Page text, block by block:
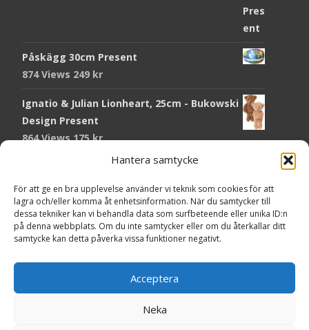
Hantera samtycke
För att ge en bra upplevelse använder vi teknik som cookies för att
lagra och/eller komma åt enhetsinformation. När du samtycker till
dessa tekniker kan vi behandla data som surfbeteende eller unika ID:n
på denna webbplats. Om du inte samtycker eller om du återkallar ditt
samtycke kan detta påverka vissa funktioner negativt.
Acceptera
Neka
Påskägg 30cm Present
874 Views 249 kr
Ignatio & Julian Lionheart, 25cm - Bukowski
Design Present
864 Views175kr
Chokladmynt Påskmotiv Present
820 Views25kr
Kort Påskhare, 8,5x11,5 cm Present
764 Views20kr
Tändsticksask I den enkla bor det vackra,
röd - Ernst Kirchsteiger Present
720 Views89kr
Powered by WordPress , Themei-craftby TemplatesNext.